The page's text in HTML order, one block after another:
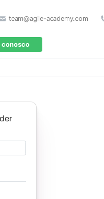
team@agile-academy.com
conosco